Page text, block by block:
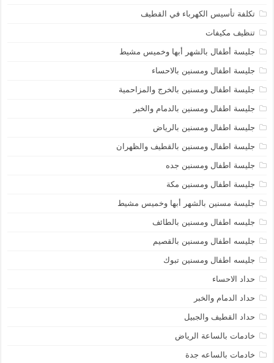
تكلفة تأسيس الكهرباء في القطيف
تنظيف مكيفات
جليسة أطفال بالشهر أبها وخميس مشيط
جليسة اطفال ومسنين بالاحساء
جليسة اطفال ومسنين بالخرج والمزاحمية
جليسة اطفال ومسنين بالدمام والخبر
جليسة اطفال ومسنين بالرياض
جليسة اطفال ومسنين بالقطيف والظهران
جليسة اطفال ومسنين جده
جليسة اطفال ومسنين مكة
جليسة مسنين بالشهر أبها وخميس مشيط
جليسه اطفال ومسنين بالطائف
جليسه اطفال ومسنين بالقصيم
جليسه اطفال ومسنين تبوك
حداد الاحساء
حداد الدمام والخبر
حداد القطيف والجبيل
خادمات بالساعة الرياض
خادمات بالساعه جدة